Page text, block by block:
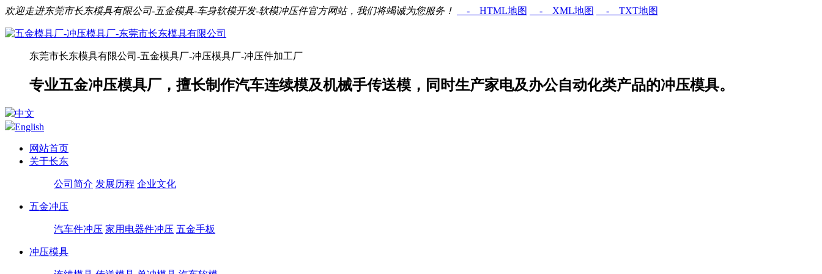
欢迎走进东莞市长东模具有限公司-五金模具-车身软模开发-软模冲压件官方网站，我们将竭诚为您服务！ - HTML地图 - XML地图 - TXT地图
东莞市长东模具有限公司-五金模具厂-冲压模具厂-冲压件加工厂
专业五金冲压模具厂，擅长制作汽车连续模及机械手传送模，同时生产家电及办公自动化类产品的冲压模具。
中文
English
网站首页
关于长东
公司简介 发展历程 企业文化
五金冲压
汽车件冲压 家用电器件冲压 五金手板
冲压模具